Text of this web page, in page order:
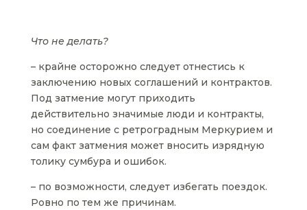
Что не делать?
– крайне осторожно следует отнестись к
заключению новых соглашений и контрактов.
Под затмение могут приходить
действительно значимые люди и контракты,
но соединение с ретроградным Меркурием и
сам факт затмения может вносить изрядную
толику сумбура и ошибок.
– по возможности, следует избегать поездок.
Ровно по тем же причинам.